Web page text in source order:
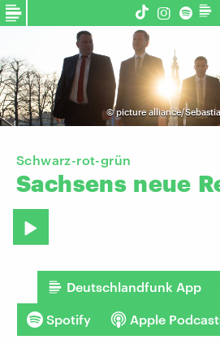
©picture alliance/
Schwarz-rot-grün
Sachsens neue
Deutschlandfunk App
Spotify Apple